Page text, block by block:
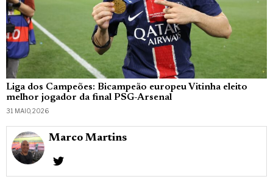
Liga dos Campeões: Bicampeão europeu Vitinha eleito
melhor jogador da final PSG-Arsenal
31 MAIO, 2026
Marco Martins